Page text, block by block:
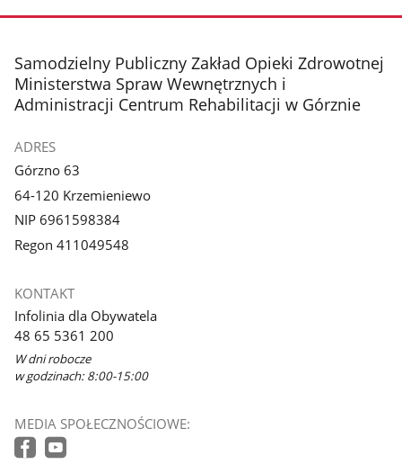
stopka
Samodzielny Publiczny Zakład Opieki Zdrowotnej
Ministerstwa Spraw Wewnętrznych i
Administracji Centrum Rehabilitacji w Górznie
ADRES
Górzno 63
64-120 Krzemieniewo
NIP 6961598384
Regon 411049548
KONTAKT
Infolinia dla Obywatela
48 65 5361 200
W dni robocze
w godzinach: 8:00-15:00
MEDIA SPOŁECZNOŚCIOWE: